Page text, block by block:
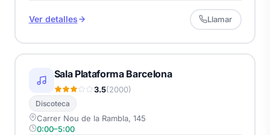
Ver detalles Llamar
Sala Plataforma Barcelona
3.5(2000)
Discoteca
Carrer Nou de la Rambla, 145
0:00–5:00